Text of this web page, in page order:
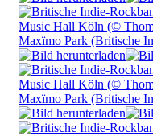
Maxïmo Park (Britische
Maxïmo Park (Britische